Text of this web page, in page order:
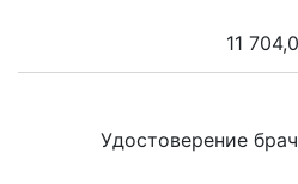
11
Удостоверение